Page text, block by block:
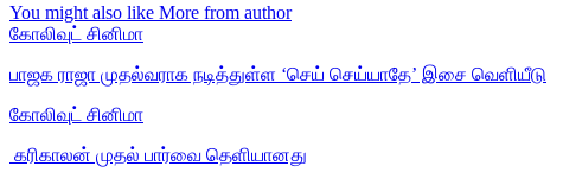
You might also like More from author
கோலிவுட் சினிமா
பாஜக ராஜா முதல்வராக நடித்துள்ள ‘செய் செய்யாதே’ இசை வெளியீடு
கோலிவுட் சினிமா
‎ கரிகாலன் முதல் பார்வை தெளியானது